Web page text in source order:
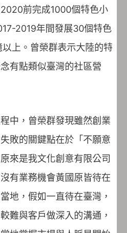
前完成1000個特色小
2019年間發展30個特色
上。曾榮群表示大陸的特
有點類似臺灣的社區營
中，曾榮群發現雖然創業
敗的關鍵點在於「不願意
來是我文化創意有限公司
有業務機會黃國原皆待在
地，假如一直待在臺灣，
難與客戶做深入的溝通，